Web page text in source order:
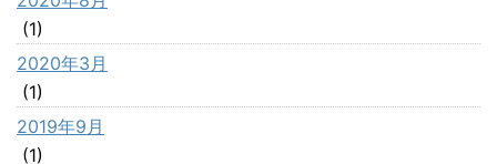
(1)
2020年3月
(1)
2019年9月
(1)